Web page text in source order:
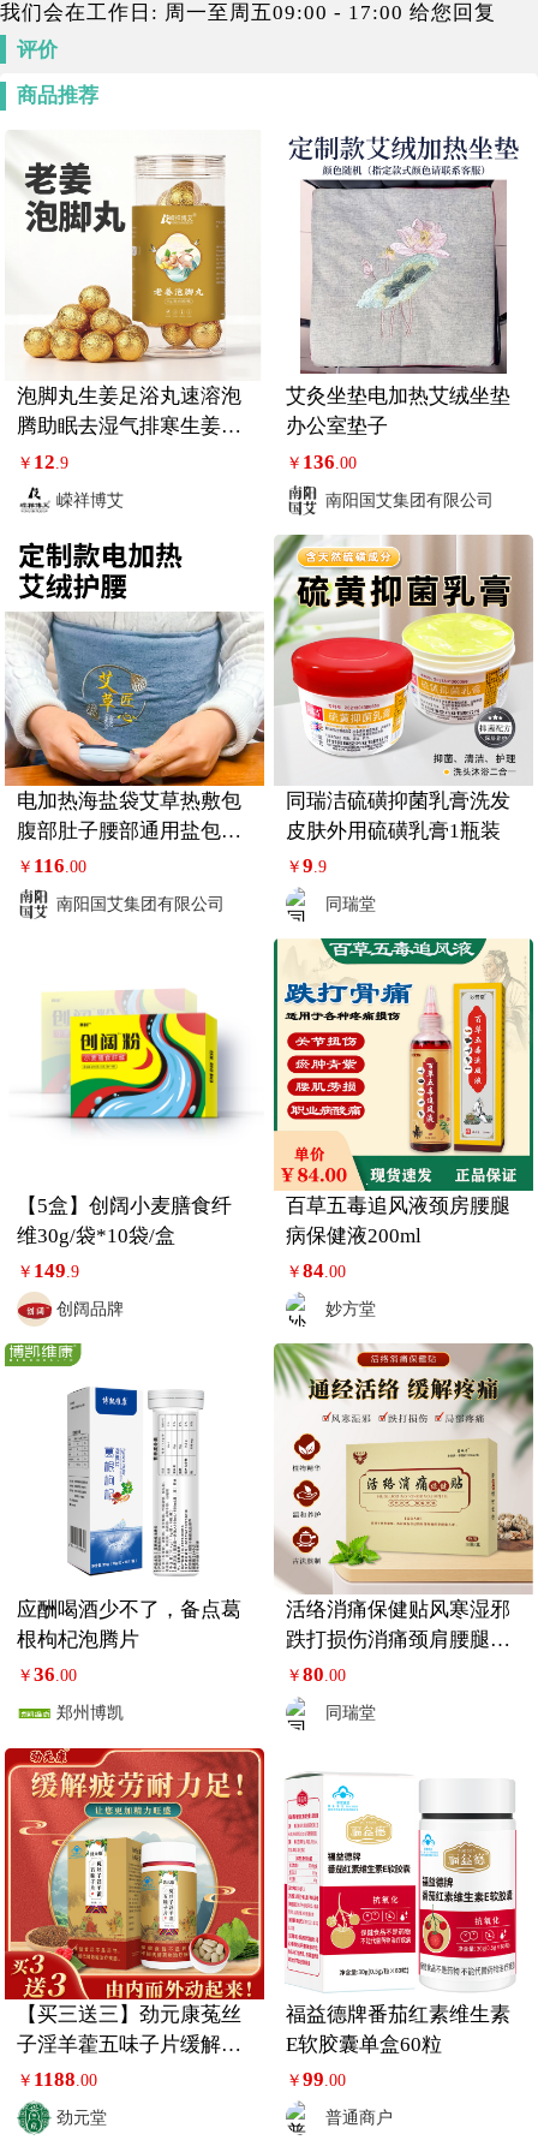
我们会在工作日: 周一至周五09:00 - 17:00 给您回复
评价
商品推荐
泡脚丸生姜足浴丸速溶泡
腾助眠去湿气排寒生姜足
浴球
￥ 12 .9
嵘祥博艾
艾灸坐垫电加热艾绒坐垫
办公室垫子
￥ 136 .00
南阳国艾集团有限公司
电加热海盐袋艾草热敷包
腹部肚子腰部通用盐包腰
带艾灸理疗袋
￥ 116.00
南阳国艾集团有限公司
同瑞洁硫磺抑菌乳膏洗发
皮肤外用硫磺乳膏1瓶装
￥9.9
同瑞堂
【5盒】创阔小麦膳食纤
维30g/袋*10袋/盒
￥ 149 .9
创阔品牌
百草五毒追风液颈房腰腿
病保健液200ml
￥84 .00
妙方堂
应酬喝酒少不了，备点葛
根枸杞泡腾片
￥36.00
郑州博凯
活络消痛保健贴风寒湿邪
跌打损伤消痛颈肩腰腿关
节贴1盒装
￥80.00
同瑞堂
【买三送三】劲元康菟丝
子淫羊藿五味子片缓解体
力疲劳内调滋补
￥ 1188 .00
劲元堂
福益德牌番茄红素维生素
E软胶囊单盒60粒
￥99 .00
普通商户